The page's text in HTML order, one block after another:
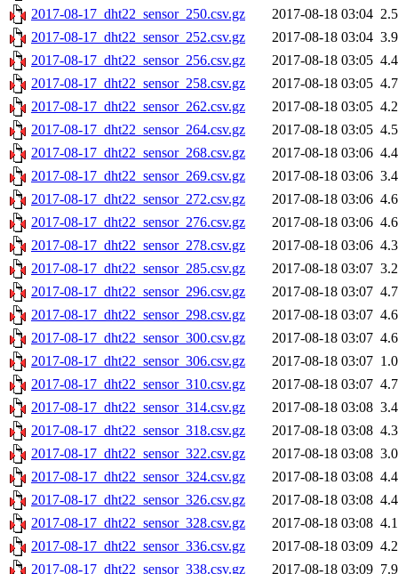
2017-08-17_dht22_sensor_250.csv.gz
2017-08-18 03:04
2017-08-17_dht22_sensor_252.csv.gz
2017-08-18 03:04
2017-08-17_dht22_sensor_256.csv.gz
2017-08-18 03:05
2017-08-17_dht22_sensor_258.csv.gz
2017-08-18 03:05
2017-08-17_dht22_sensor_262.csv.gz
2017-08-18 03:05
2017-08-17_dht22_sensor_264.csv.gz
2017-08-18 03:05
2017-08-17_dht22_sensor_268.csv.gz
2017-08-18 03:06
2017-08-17_dht22_sensor_269.csv.gz
2017-08-18 03:06
2017-08-17_dht22_sensor_272.csv.gz
2017-08-18 03:06
2017-08-17_dht22_sensor_276.csv.gz
2017-08-18 03:06
2017-08-17_dht22_sensor_278.csv.gz
2017-08-18 03:06
2017-08-17_dht22_sensor_285.csv.gz
2017-08-18 03:07
2017-08-17_dht22_sensor_296.csv.gz
2017-08-18 03:07
2017-08-17_dht22_sensor_298.csv.gz
2017-08-18 03:07
2017-08-17_dht22_sensor_300.csv.gz
2017-08-18 03:07
2017-08-17_dht22_sensor_306.csv.gz
2017-08-18 03:07
2017-08-17_dht22_sensor_310.csv.gz
2017-08-18 03:07
2017-08-17_dht22_sensor_314.csv.gz
2017-08-18 03:08
2017-08-17_dht22_sensor_318.csv.gz
2017-08-18 03:08
2017-08-17_dht22_sensor_322.csv.gz
2017-08-18 03:08
2017-08-17_dht22_sensor_324.csv.gz
2017-08-18 03:08
2017-08-17_dht22_sensor_326.csv.gz
2017-08-18 03:08
2017-08-17_dht22_sensor_328.csv.gz
2017-08-18 03:08
2017-08-17_dht22_sensor_336.csv.gz
2017-08-18 03:09
2017-08-17_dht22_sensor_338.csv.gz
2017-08-18 03:09